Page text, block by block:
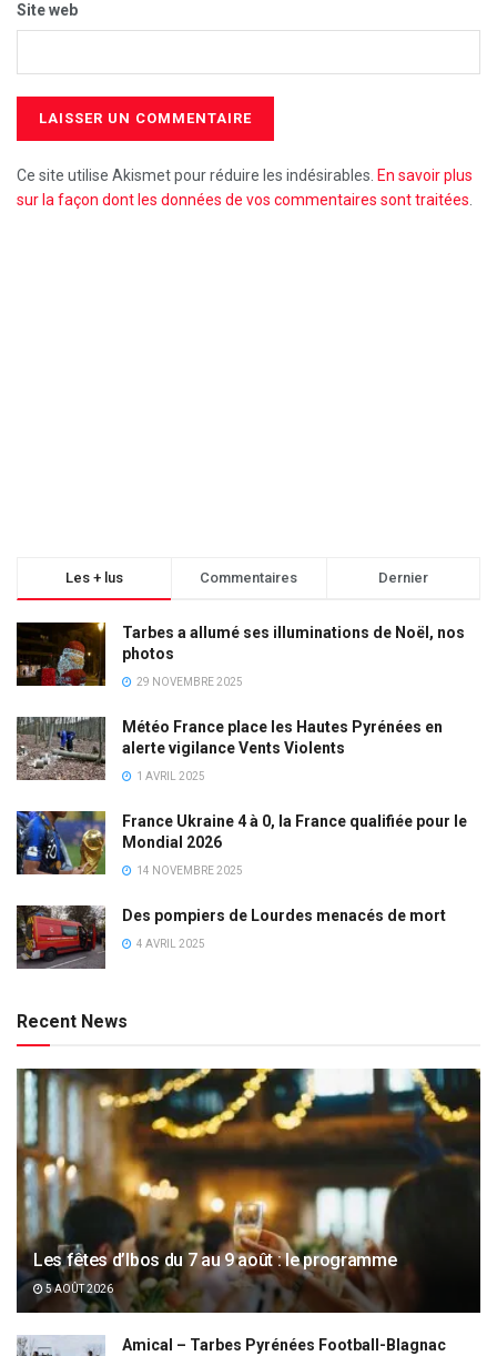
Site web
Ce site utilise Akismet pour réduire les indésirables. En savoir plus
sur la façon dont les données de vos commentaires sont traitées.
Les + lus Commentaires Dernier
Tarbes a allumé ses illuminations de Noël, nos
photos
29 NOVEMBRE 2025
Météo France place les Hautes Pyrénées en
alerte vigilance Vents Violents
1 AVRIL 2025
France Ukraine 4 à 0, la France qualifiée pour le
Mondial 2026
14 NOVEMBRE 2025
Des pompiers de Lourdes menacés de mort
4 AVRIL 2025
Recent News
Les fêtes d’Ibos du 7 au 9 août : le programme
5 AOÛT 2026
Amical – Tarbes Pyrénées Football-Blagnac